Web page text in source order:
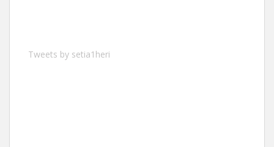
Tweets by setia1heri